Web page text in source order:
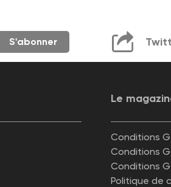
S'abonner
Le
Conditions
Conditions
Conditions
Politique de